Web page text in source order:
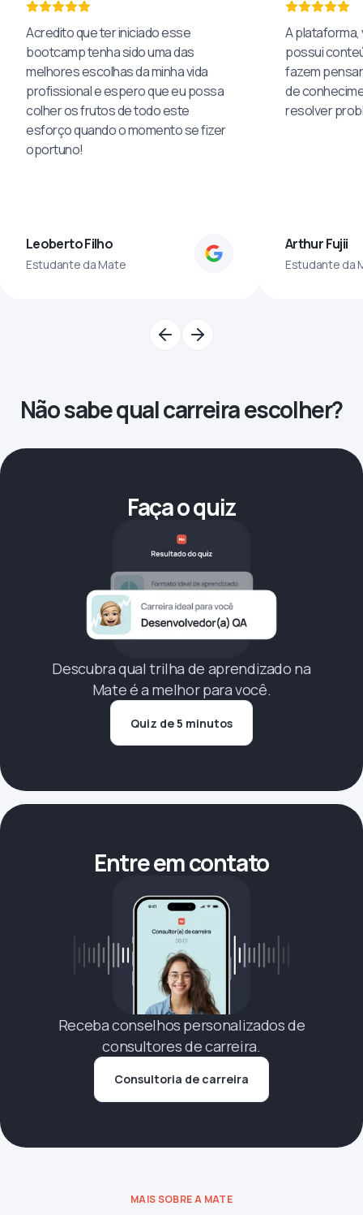
Acredito que ter iniciado esse
bootcamp tenha sido uma das
melhores escolhas da minha vida
profissional e espero que eu possa
colher os frutos de todo este
esforço quando o momento se fizer
oportuno!
Leoberto Filho
Estudante da Mate
A plataforma,
possui
fazem
de
resolver
Arthur Fujii
Estudante da
Não sabe qual carreira escolher?
Faça o quiz
Descubra qual trilha de aprendizado na
Mate é a melhor para você.
Quiz de 5 minutos
Entre em contato
Receba conselhos personalizados de
consultores de carreira.
Consultoria de carreira
MAIS SOBRE A MATE